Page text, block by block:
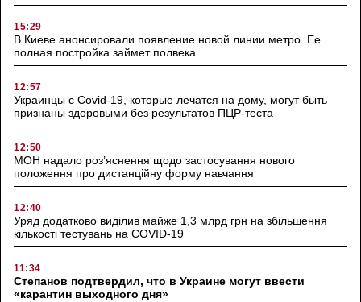
15:29
В Киеве анонсировали появление новой линии метро. Ее
полная постройка займет полвека
12:57
Украинцы с Covid-19, которые лечатся на дому, могут быть
признаны здоровыми без результатов ПЦР-теста
12:50
МОН надало роз’яснення щодо застосування нового
положення про дистанційну форму навчання
12:40
Уряд додатково виділив майже 1,3 млрд грн на збільшення
кількості тестувань на COVID-19
11:34
Степанов подтвердил, что в Украине могут ввести
«карантин выходного дня»